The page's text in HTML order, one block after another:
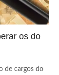
os do
de cargos do